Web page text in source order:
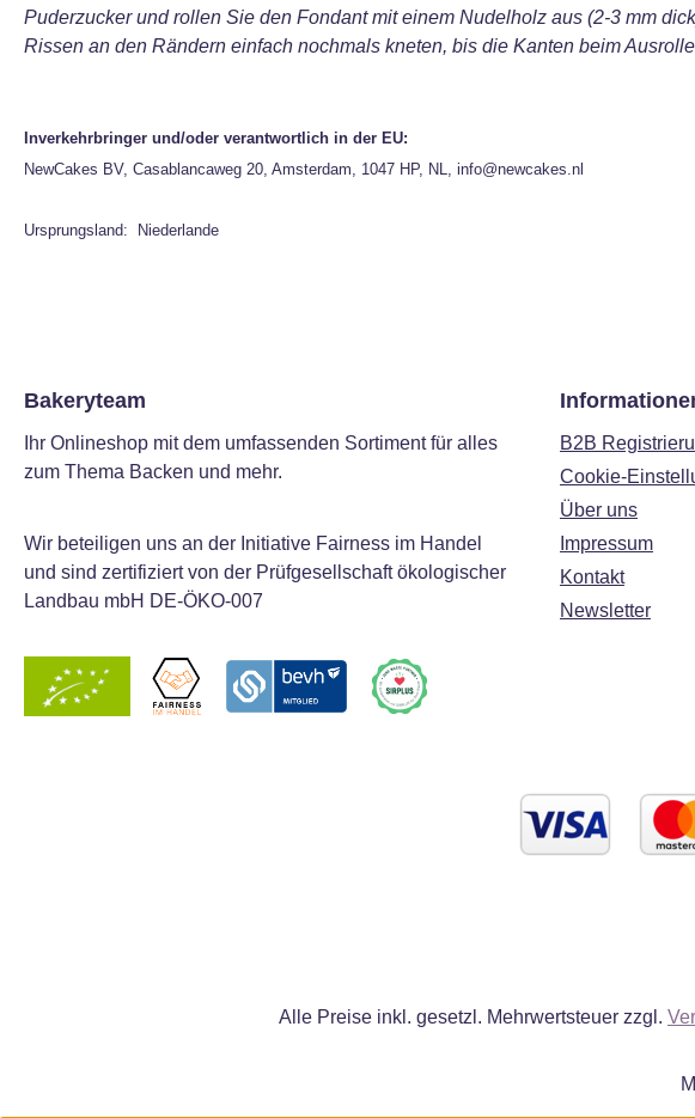
Puderzucker und rollen Sie den Fondant mit einem Nudelholz aus (2-3 mm
Rissen an den Rändern einfach nochmals kneten, bis die Kanten beim
Inverkehrbringer und/oder verantwortlich in der EU:
NewCakes BV, Casablancaweg 20, Amsterdam, 1047 HP, NL, info@newcakes.nl
Ursprungsland: Niederlande
Bakeryteam
Ihr Onlineshop mit dem umfassenden Sortiment für alles
zum Thema Backen und mehr.
Wir beteiligen uns an der Initiative Fairness im Handel
und sind zertifiziert von der Prüfgesellschaft ökologischer
Landbau mbH DE-ÖKO-007
B2B
Cookie-
Über uns
Impressum
Kontakt
Newsletter
Alle Preise inkl. gesetzl. Mehrwertsteuer zzgl.